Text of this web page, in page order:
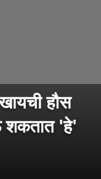
हौस
शकतात 'हे'